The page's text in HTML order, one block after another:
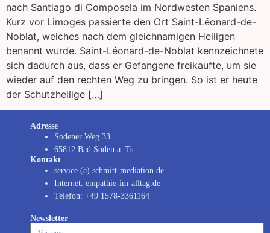
nach Santiago di Composela im Nordwesten Spaniens.
Kurz vor Limoges passierte den Ort Saint-Léonard-de-
Noblat, welches nach dem gleichnamigen Heiligen
benannt wurde. Saint-Léonard-de-Noblat kennzeichnete
sich dadurch aus, dass er Gefangene freikaufte, um sie
wieder auf den rechten Weg zu bringen. So ist er heute
der Schutzheilige […]
Adresse
Sodener Weg 33
65812 Bad Soden a. Ts.
Kontakt
service (a) schmitt-mediation.de
Internet: empathie-im-alltag.de
Telefon: +49 1578-3361164
Newsletter